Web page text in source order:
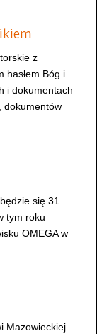
z
hasłem Bóg i
i dokumentach
dokumentów
się 31.
tym roku
OMEGA w
Mazowieckiej